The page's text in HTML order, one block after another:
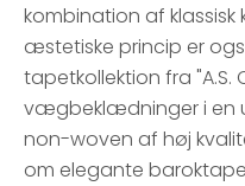
kombination af
æstetiske princip er
tapetkollektion fra "A.S.
vægbeklædninger i en
non-woven af høj
om elegante